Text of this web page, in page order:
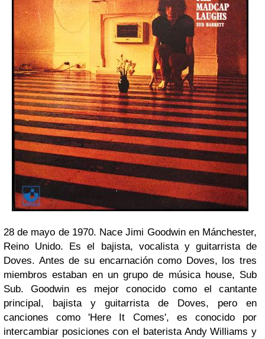
28 de mayo de 1970. Nace Jimi Goodwin en Mánchester,
Reino Unido. Es el bajista, vocalista y guitarrista de
Doves. Antes de su encarnación como Doves, los tres
miembros estaban en un grupo de música house, Sub
Sub. Goodwin es mejor conocido como el cantante
principal, bajista y guitarrista de Doves, pero en
canciones como 'Here It Comes', es conocido por
intercambiar posiciones con el baterista Andy Williams y